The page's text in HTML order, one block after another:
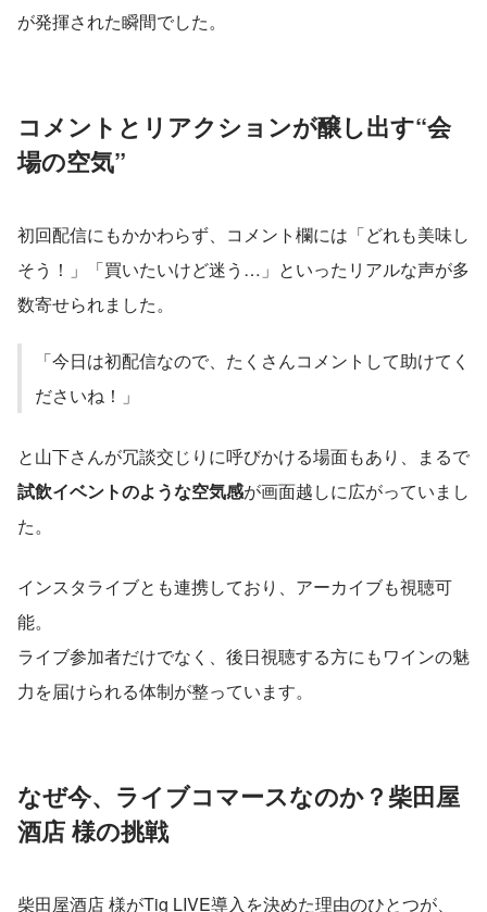
が発揮された瞬間でした。
コメントとリアクションが醸し出す“会
場の空気”
初回配信にもかかわらず、コメント欄には「どれも美味し
そう！」「買いたいけど迷う…」といったリアルな声が多
数寄せられました。
「今日は初配信なので、たくさんコメントして助けてく
ださいね！」
と山下さんが冗談交じりに呼びかける場面もあり、まるで
試飲イベントのような空気感が画面越しに広がっていまし
た。
インスタライブとも連携しており、アーカイブも視聴可
能。
ライブ参加者だけでなく、後日視聴する方にもワインの魅
力を届けられる体制が整っています。
なぜ今、ライブコマースなのか？柴田屋
酒店 様の挑戦
柴田屋酒店 様がTig LIVE導入を決めた理由のひとつが、